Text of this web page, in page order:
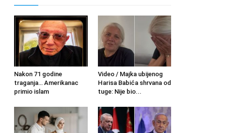
Nakon 71 godine
traganja… Amerikanac
primio islam
Video / Majka ubijenog
Harisa Babića shrvana od
tuge: Nije bio...